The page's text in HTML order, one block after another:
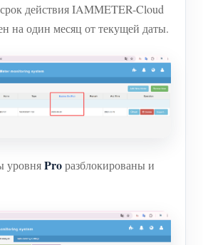
действия IAMMETER-Cloud
на один месяц от текущей даты.
уровняProразблокированы и